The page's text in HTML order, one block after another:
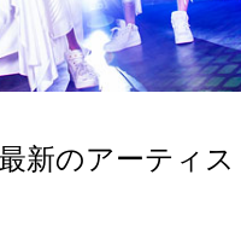
新のアーティ